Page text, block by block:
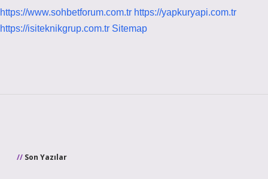
https://www.sohbetforum.com.tr https://yapkuryapi.com.tr
https://isiteknikgrup.com.tr Sitemap
Son Yazılar